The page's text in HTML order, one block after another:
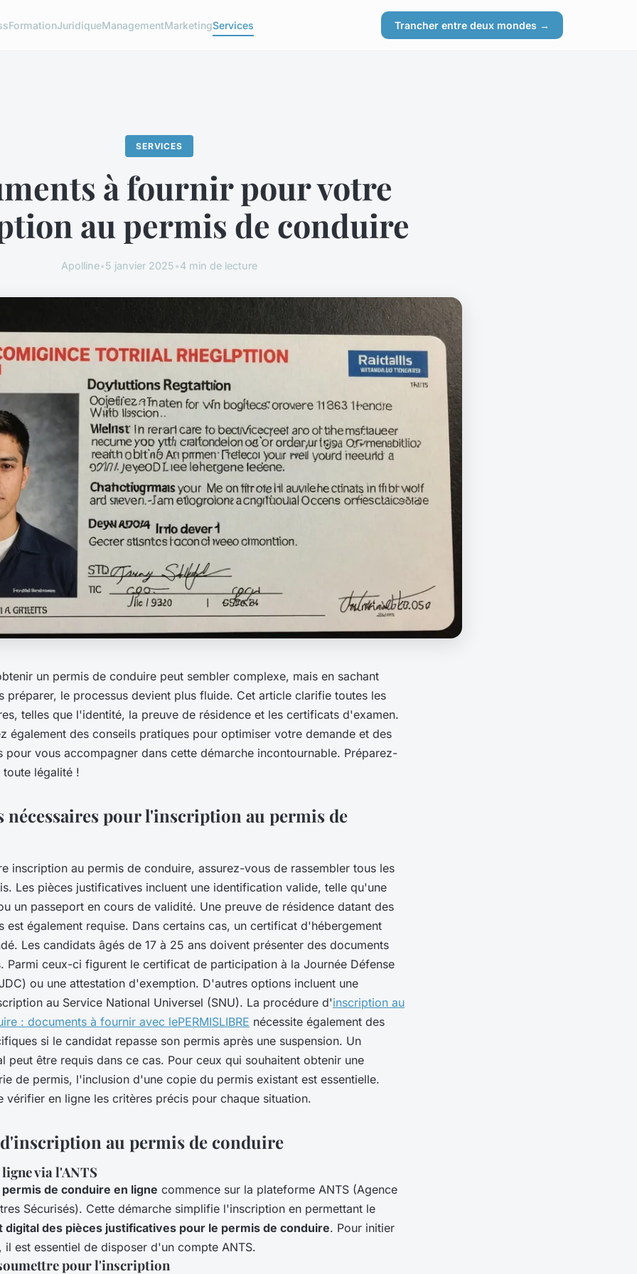
FormationJuridiqueManagementMarketingServices Trancher entre deux mondes →
SERVICES
à fournir pour votre
au permis de conduire
Apolline•5 janvier 2025•4 min de lecture
un permis de conduire peut sembler complexe, mais en sachant
préparer, le processus devient plus fluide. Cet article clarifie toutes les
telles que l'identité, la preuve de résidence et les certificats d'examen.
également des conseils pratiques pour optimiser votre demande et des
pour vous accompagner dans cette démarche incontournable. Préparez-
légalité !
nécessaires pour l'inscription au permis de
inscription au permis de conduire, assurez-vous de rassembler tous les
Les pièces justificatives incluent une identification valide, telle qu'une
un passeport en cours de validité. Une preuve de résidence datant des
est également requise. Dans certains cas, un certificat d'hébergement
Les candidats âgés de 17 à 25 ans doivent présenter des documents
Parmi ceux-ci figurent le certificat de participation à la Journée Défense
ou une attestation d'exemption. D'autres options incluent une
au Service National Universel (SNU). La procédure d'inscription au
: documents à fournir avec lePERMISLIBRE nécessite également des
si le candidat repasse son permis après une suspension. Un
peut être requis dans ce cas. Pour ceux qui souhaitent obtenir une
de permis, l'inclusion d'une copie du permis existant est essentielle.
vérifier en ligne les critères précis pour chaque situation.
au permis de conduire
via l'ANTS
de conduire en ligne commence sur la plateforme ANTS (Agence
Sécurisés). Cette démarche simplifie l'inscription en permettant le
digital des pièces justificatives pour le permis de conduire. Pour initier
il est essentiel de disposer d'un compte ANTS.
pour l'inscription